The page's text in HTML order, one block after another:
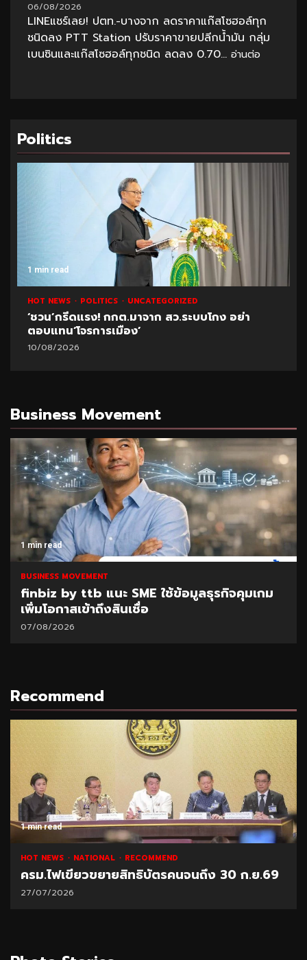
06/08/2026
LINEแชร์เลย! ปตท.-บางจาก ลดราคาแก๊สโซฮอล์ทุก
ชนิดลง PTT Station ปรับราคาขายปลีกน้ำมัน กลุ่ม
เบนซินและแก๊สโซฮอล์ทุกชนิด ลดลง 0.70... อ่านต่อ
Politics
1 min read
HOT NEWS POLITICS UNCATEGORIZED
‘ชวน’กรีดแรง! กกต.มาจาก สว.ระบบโกง อย่า
ตอบแทน‘โจรการเมือง’
10/08/2026
Business Movement
รกิจคุมเกม
1 min read
SAM เปิดโอกาสแก้หนี้เสียต่ำแสน
“ปิดหนี้ไว ไปต่อได้” ที่ศาลแพ่งต
Recommend
รคนจนถึง 30 ก.ย.69
1 min read
NATIONAL
“พาณิชย์” โชว์ยอดส่งอ